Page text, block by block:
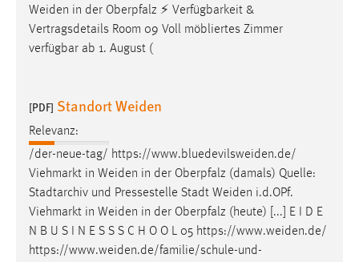
Weiden in der Oberpfalz ⚡ Verfügbarkeit &
Vertragsdetails Room 09 Voll möbliertes Zimmer
verfügbar ab 1. August (
[PDF] Standort Weiden
Relevanz:
/der-neue-tag/ https://www.bluedevilsweiden.de/
Viehmarkt in Weiden in der Oberpfalz (damals) Quelle:
Stadtarchiv und Pressestelle Stadt Weiden i.d.OPf.
Viehmarkt in Weiden in der Oberpfalz (heute) [...] E I D E
N B U S I N E S S S C H O O L 05 https://www.weiden.de/
https://www.weiden.de/familie/schule-und-
Zweck:
Zugriffsstatistik
MARKETING
Marketing Cookies werden von Drittanbietern
verwendet, um personalisierte Werbung anzuzeigen.
Sie tun dies, indem sie Besucher über Websites
hinweg verfolgen.